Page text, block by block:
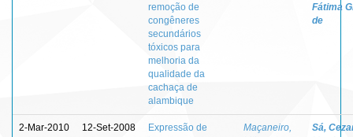
remoção de
congêneres
secundários
tóxicos para
melhoria da
qualidade da
cachaça de
alambique
Fátima
de
2-Mar-2010 12-Set-2008
Expressão de
Maçaneiro,
Sá,